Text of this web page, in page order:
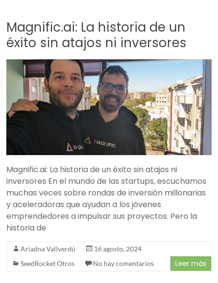
Magnific.ai: La historia de un
éxito sin atajos ni inversores
Magnific.ai: La historia de un éxito sin atajos ni
inversores En el mundo de las startups, escuchamos
muchas veces sobre rondas de inversión millonarias
y aceleradoras que ayudan a los jóvenes
emprendedores a impulsar sus proyectos. Pero la
historia de
Ariadna Vallverdú
16 agosto, 2024
SeedRocket Otros
No hay comentarios Leer más